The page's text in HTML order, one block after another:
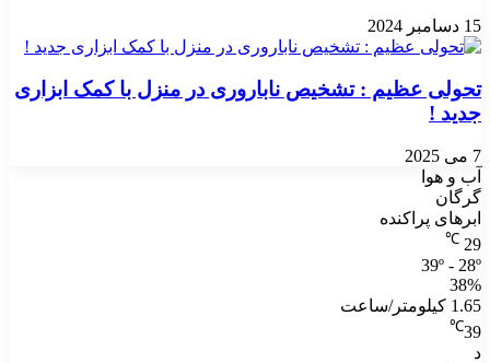
15 دسامبر 2024
تحولی عظیم : تشخیص ناباروری در منزل با کمک ابزاری
جدید !
7 می 2025
آب و هوا
گرگان
ابرهای پراکنده
29
℃
39º - 28º
38%
1.65 کیلومتر/ساعت
39
℃
د